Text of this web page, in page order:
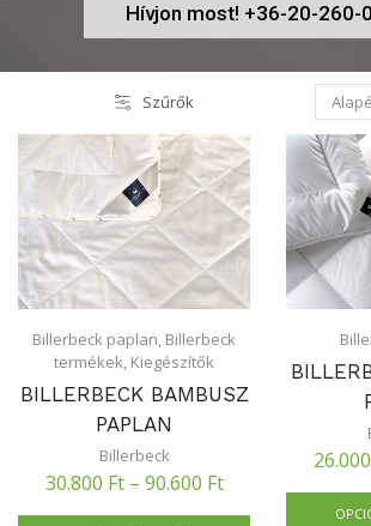
Hívjon most! +36-20-260-
Szűrők
Billerbeck paplan Billerbeck
termékek Kiegészítők
BILLERBECK BAMBUSZ
PAPLAN
Billerbeck
30.800 Ft– 90.600 Ft
26.000